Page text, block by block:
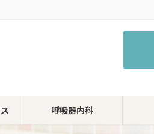
呼吸器内科